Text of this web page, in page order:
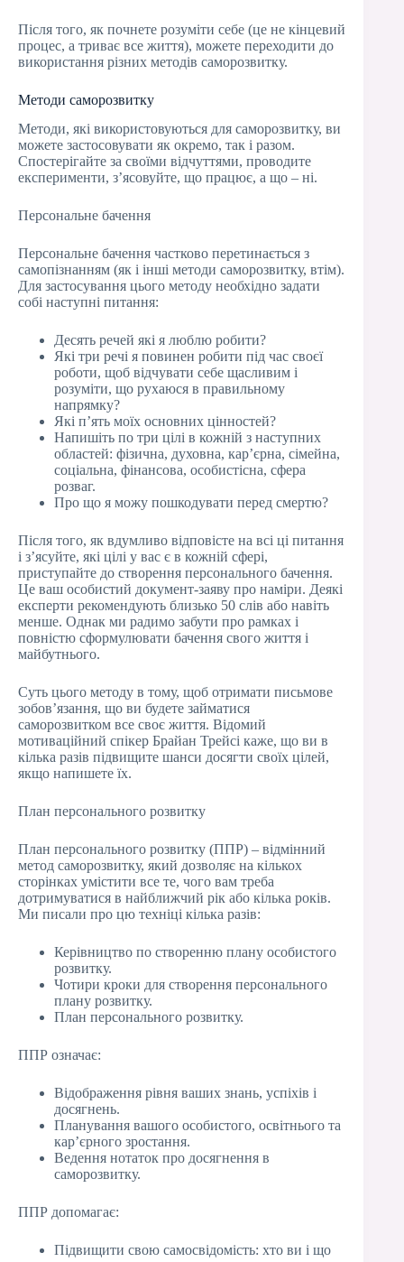
Після того, як почнете розуміти себе (це не кінцевий
процес, а триває все життя), можете переходити до
використання різних методів саморозвитку.
Методи саморозвитку
Методи, які використовуються для саморозвитку, ви
можете застосовувати як окремо, так і разом.
Спостерігайте за своїми відчуттями, проводите
експерименти, з’ясовуйте, що працює, а що – ні.
Персональне бачення
Персональне бачення частково перетинається з
самопізнанням (як і інші методи саморозвитку, втім).
Для застосування цього методу необхідно задати
собі наступні питання:
Десять речей які я люблю робити?
Які три речі я повинен робити під час своєї
роботи, щоб відчувати себе щасливим і
розуміти, що рухаюся в правильному
напрямку?
Які п’ять моїх основних цінностей?
Напишіть по три цілі в кожній з наступних
областей: фізична, духовна, кар’єрна, сімейна,
соціальна, фінансова, особистісна, сфера
розваг.
Про що я можу пошкодувати перед смертю?
Після того, як вдумливо відповісте на всі ці питання
і з’ясуйте, які цілі у вас є в кожній сфері,
приступайте до створення персонального бачення.
Це ваш особистий документ-заяву про наміри. Деякі
експерти рекомендують близько 50 слів або навіть
менше. Однак ми радимо забути про рамках і
повністю сформулювати бачення свого життя і
майбутнього.
Суть цього методу в тому, щоб отримати письмове
зобов’язання, що ви будете займатися
саморозвитком все своє життя. Відомий
мотиваційний спікер Брайан Трейсі каже, що ви в
кілька разів підвищите шанси досягти своїх цілей,
якщо напишете їх.
План персонального розвитку
План персонального розвитку (ППР) – відмінний
метод саморозвитку, який дозволяє на кількох
сторінках умістити все те, чого вам треба
дотримуватися в найближчий рік або кілька років.
Ми писали про цю техніці кілька разів:
Керівництво по створенню плану особистого
розвитку.
Чотири кроки для створення персонального
плану розвитку.
План персонального розвитку.
ППР означає:
Відображення рівня ваших знань, успіхів і
досягнень.
Планування вашого особистого, освітнього та
кар’єрного зростання.
Ведення нотаток про досягнення в
саморозвитку.
ППР допомагає:
Підвищити свою самосвідомість: хто ви і що